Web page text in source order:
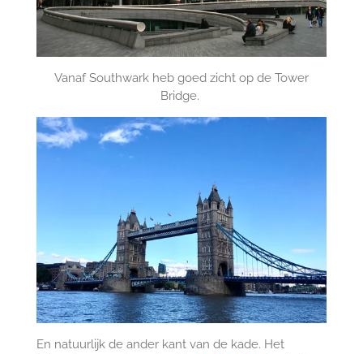
Vanaf Southwark heb goed zicht op de Tower
Bridge.
En natuurlijk de ander kant van de kade. Het